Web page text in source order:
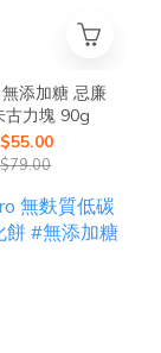
添加糖 忌廉
古力塊 90g